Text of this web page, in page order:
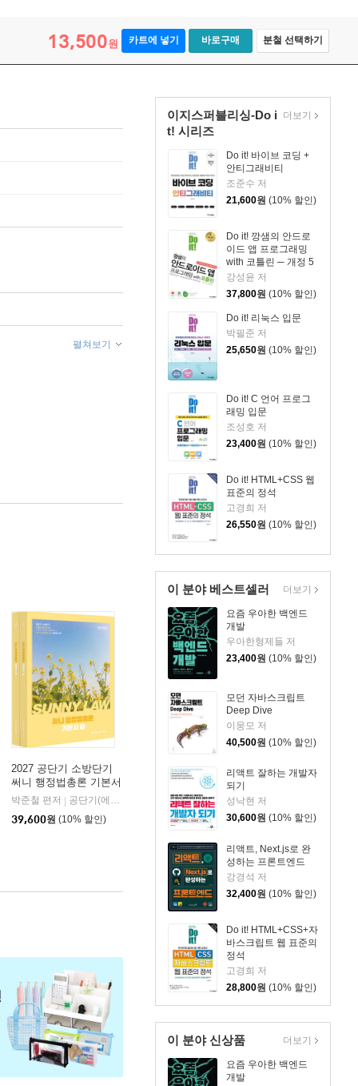
13,500원 카트에 넣기 바로구매 분철 선택하기
이지스퍼블리싱-Do i
t! 시리즈
Do it! 바이브 코딩 +
안티그래비티
조준수 저
21,600원 (10% 할인)
Do it! 깡샘의 안드로
이드 앱 프로그래밍
with 코틀린 ─ 개정 5
판
강성윤 저
37,800원 (10% 할인)
Do it! 리눅스 입문
박필준 저
25,650원 (10% 할인)
Do it! C 언어 프로그
래밍 입문
조성호 저
23,400원 (10% 할인)
Do it! HTML+CSS 웹
표준의 정석
고경희 저
26,550원 (10% 할인)
더보기
이 분야 베스트셀러
요즘 우아한 백엔드
개발
우아한형제들 저
23,400원 (10% 할인)
모던 자바스크립트
Deep Dive
이웅모 저
40,500원 (10% 할인)
리액트 잘하는 개발자
되기
성낙현 저
30,600원 (10% 할인)
리액트, Next.js로 완
성하는 프론트엔드
강경석 저
32,400원 (10% 할인)
Do it! HTML+CSS+자
바스크립트 웹 표준의
정석
고경희 저
28,800원 (10% 할인)
더보기
이 분야 신상품
요즘 우아한 백엔드
개발
더보기
펼쳐보기
2027 공단기 소방단기
써니 행정법총론 기본서
박준철 편저
공단기(에스티유니타스)
39,600원 (10% 할인)